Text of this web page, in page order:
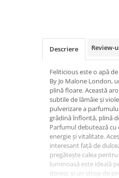
Hrana, Accesorii si Ingrijire
Hrana Umeda
Hrana Uscata
Hrana Umeda
Hrana Uscata
Descriere Review-
Feliticious este o apă
By Jo Malone London,
plină floare. Această
subtile de lămâie și
pulverizare a
grădină înflorită, plină
Parfumul debutează
energie și vitalitate.
interesant față de
pregătește calea
luminoasă este ideală
doresc și un strop de